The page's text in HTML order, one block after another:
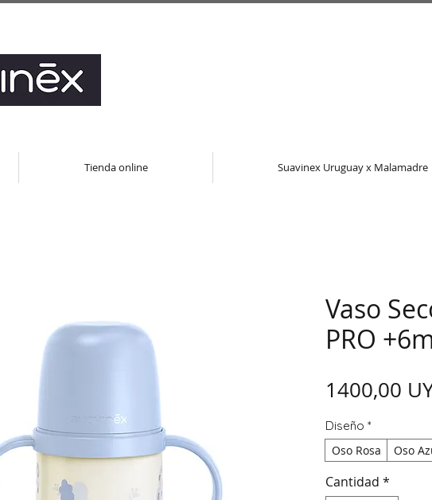
Tienda online Suavinex Uruguay x Malamadre
Vaso
PRO
1400,00
Diseño *
Oso Rosa
Oso
Cantidad *